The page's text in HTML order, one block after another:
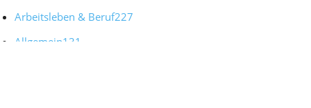
Arbeitsleben & Beruf227
Allgemein131